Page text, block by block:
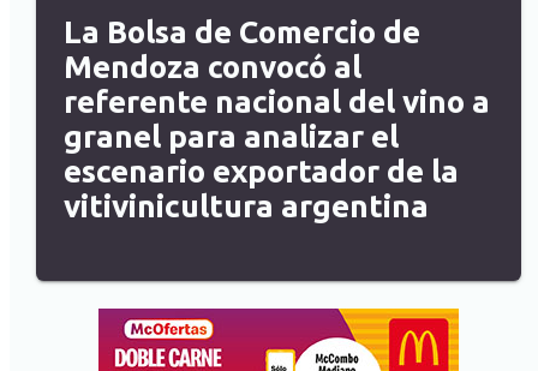
La Bolsa de Comercio de
Mendoza convocó al
referente nacional del vino a
granel para analizar el
escenario exportador de la
vitivinicultura argentina